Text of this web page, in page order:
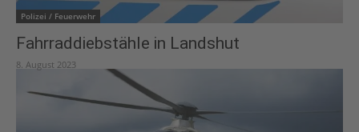
Polizei / Feuerwehr
Fahrraddiebstähle in Landshut
8. August 2023